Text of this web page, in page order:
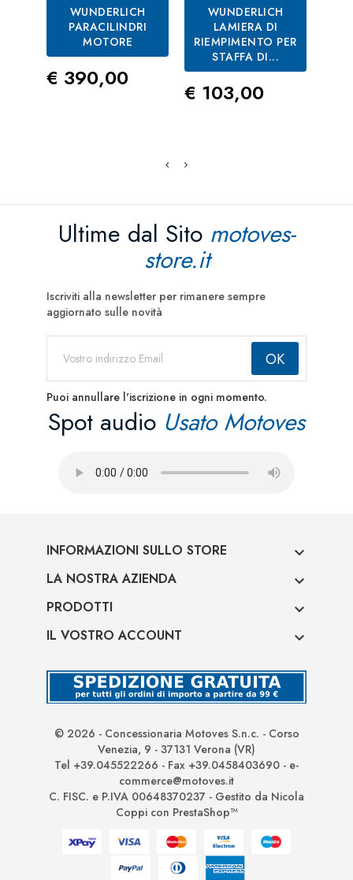
WUNDERLICH
PARACILINDRI
MOTORE
Prezzo
€ 390,00
WUNDERLICH
LAMIERA DI
RIEMPIMENTO PER
STAFFA DI...
Prezzo
€ 103,00
Ultime dal Sito motoves-
store.it
Iscriviti alla newsletter per rimanere sempre
aggiornato sulle novità
Puoi annullare l'iscrizione in ogni momento.
Spot audio Usato Motoves
INFORMAZIONI SULLO STORE 
LA NOSTRA AZIENDA 
PRODOTTI 
IL VOSTRO ACCOUNT 
© 2026 - Concessionaria Motoves S.n.c. - Corso
Venezia, 9 - 37131 Verona (VR)
Tel +39.045522266 - Fax +39.0458403690 - e-
commerce@motoves.it
C. FISC. e P.IVA 00648370237 - Gestito da Nicola
Coppi con PrestaShop™